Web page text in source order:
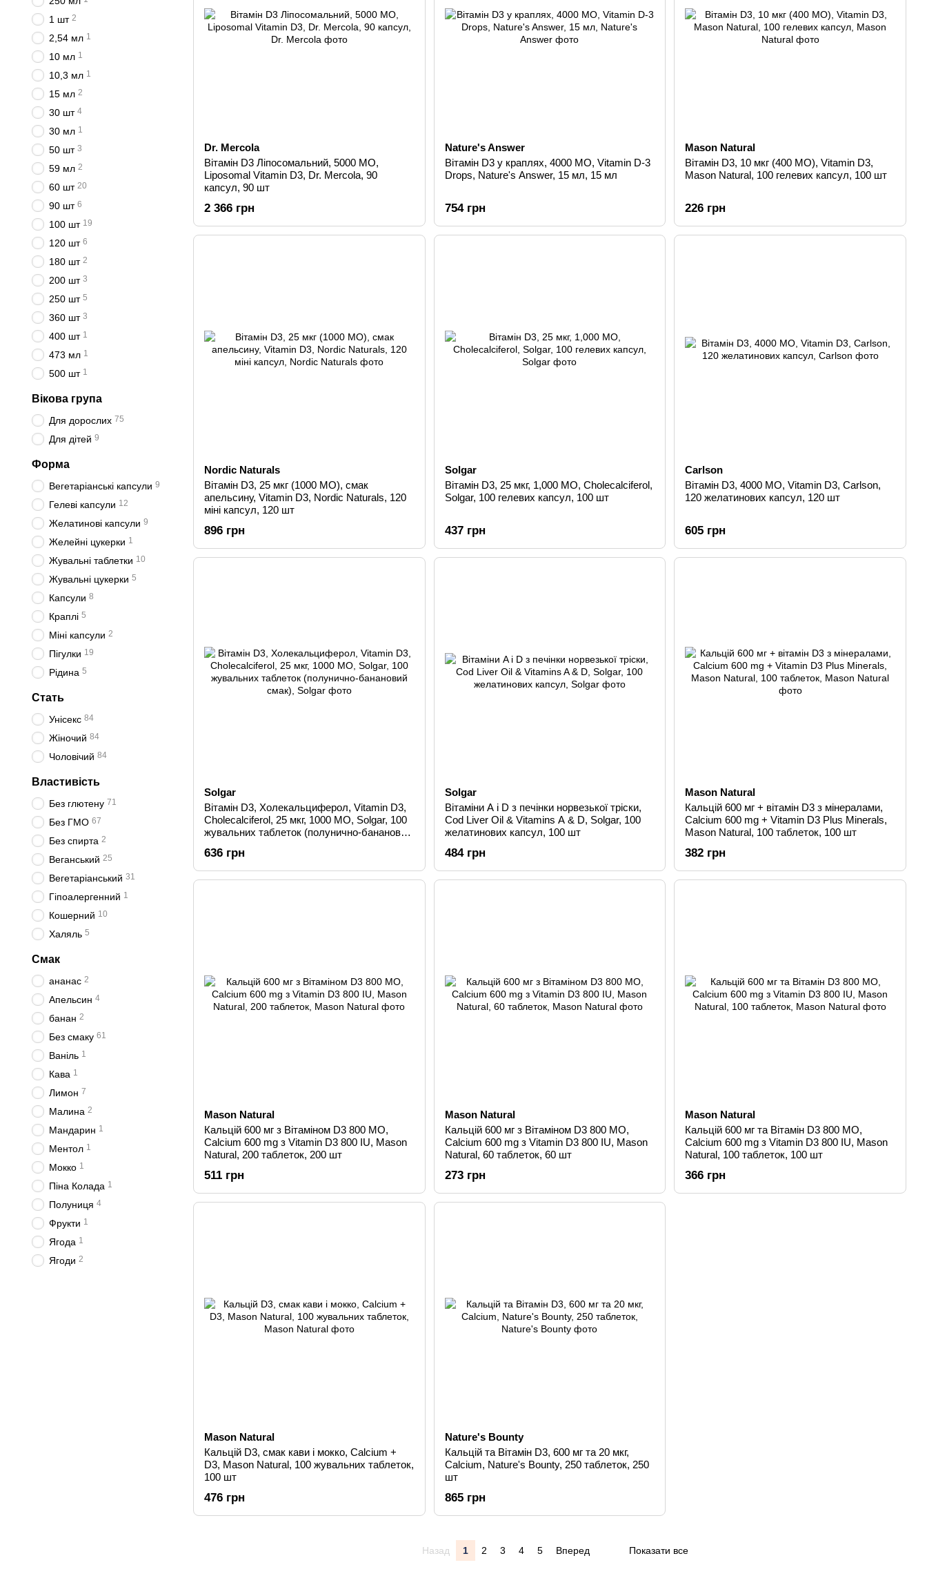
Dr. Mercola
Вітамін D3 Ліпосомальний, 5000 МО,
Liposomal Vitamin D3, Dr. Mercola, 90
капсул, 90 шт
2 366 грн
Nature's Answer
Вітамін D3 у краплях, 4000 МО, Vitamin D-3
Drops, Nature's Answer, 15 мл, 15 мл
754 грн
Mason Natural
Вітамін D3, 10 мкг (400 МО), Vitamin D3,
Mason Natural, 100 гелевих капсул, 100 шт
226 грн
Nordic Naturals
Вітамін D3, 25 мкг (1000 МО), смак
апельсину, Vitamin D3, Nordic Naturals, 120
міні капсул, 120 шт
896 грн
Solgar
Вітамін D3, 25 мкг, 1,000 МО, Cholecalciferol,
Solgar, 100 гелевих капсул, 100 шт
437 грн
Carlson
Вітамін D3, 4000 МО, Vitamin D3, Carlson,
120 желатинових капсул, 120 шт
605 грн
Solgar
Вітамін D3, Холекальциферол, Vitamin D3,
Cholecalciferol, 25 мкг, 1000 МО, Solgar, 100
жувальних таблеток (полунично-банановий
636 грн
Solgar
Вітаміни A і D з печінки норвезької тріски,
Cod Liver Oil & Vitamins A & D, Solgar, 100
желатинових капсул, 100 шт
484 грн
Mason Natural
Кальцій 600 мг + вітамін D3 з мінералами,
Calcium 600 mg + Vitamin D3 Plus Minerals,
Mason Natural, 100 таблеток, 100 шт
382 грн
Mason Natural
Кальцій 600 мг з Вітаміном D3 800 МО,
Calcium 600 mg з Vitamin D3 800 IU, Mason
Natural, 200 таблеток, 200 шт
511 грн
Mason Natural
Кальцій 600 мг з Вітаміном D3 800 МО,
Calcium 600 mg з Vitamin D3 800 IU, Mason
Natural, 60 таблеток, 60 шт
273 грн
Mason Natural
Кальцій 600 мг та Вітамін D3 800 МО,
Calcium 600 mg з Vitamin D3 800 IU, Mason
Natural, 100 таблеток, 100 шт
366 грн
Mason Natural
Кальцій D3, смак кави і мокко, Calcium +
D3, Mason Natural, 100 жувальних таблеток,
100 шт
476 грн
Nature's Bounty
Кальцій та Вітамін D3, 600 мг та 20 мкг,
Calcium, Nature's Bounty, 250 таблеток, 250
шт
865 грн
Назад 1 2 3 4 5 Вперед Показати все
1 шт 2
2,54 мл 1
10 мл 1
10,3 мл 1
15 мл 2
30 шт 4
30 мл 1
50 шт 3
59 мл 2
60 шт 20
90 шт 6
100 шт 19
120 шт 6
180 шт 2
200 шт 3
250 шт 5
360 шт 3
400 шт 1
473 мл 1
500 шт 1
Вікова група
Для дорослих 75
Для дітей 9
Форма
Вегетаріанські капсули 9
Гелеві капсули 12
Желатинові капсули 9
Желейні цукерки 1
Жувальні таблетки 10
Жувальні цукерки 5
Капсули 8
Краплі 5
Міні капсули 2
Пігулки 19
Рідина 5
Стать
Унісекс 84
Жіночий 84
Чоловічий 84
Властивість
Без глютену 71
Без ГМО 67
Без спирта 2
Веганський 25
Вегетаріанський 31
Гіпоалергенний 1
Кошерний 10
Халяль 5
Смак
ананас 2
Апельсин 4
банан 2
Без смаку 61
Ваніль 1
Кава 1
Лимон 7
Малина 2
Мандарин 1
Ментол 1
Мокко 1
Піна Колада 1
Полуниця 4
Фрукти 1
Ягода 1
Ягоди 2